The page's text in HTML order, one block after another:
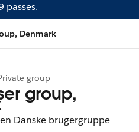
passes.
Denmark
group
group,
Danske brugergruppe